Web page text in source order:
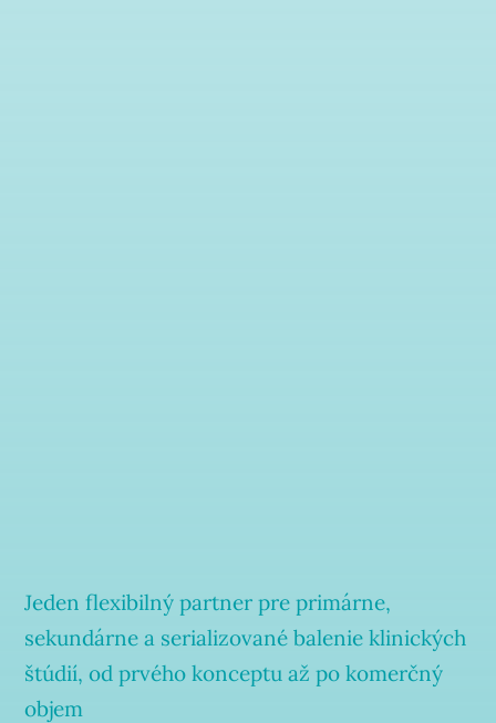
Jeden flexibilný partner pre primárne,
sekundárne a serializované balenie klinických
štúdií, od prvého konceptu až po komerčný
objem